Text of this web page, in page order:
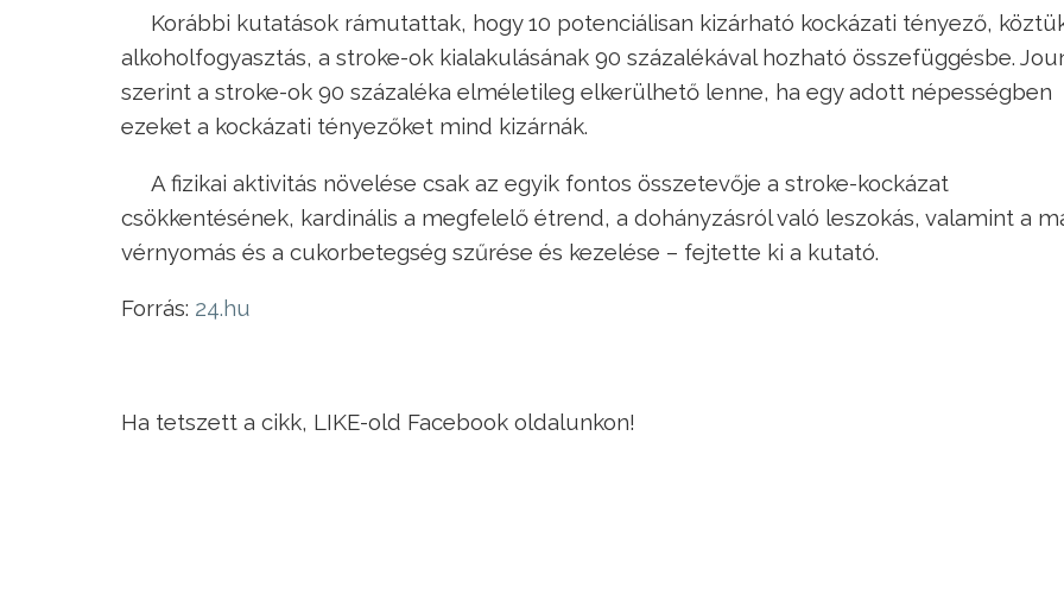
Korábbi kutatások rámutattak, hogy 10 potenciálisan kizárható kockázati tényező,
alkoholfogyasztás, a stroke-ok kialakulásának 90 százalékával hozható összefüggésbe.
szerint a stroke-ok 90 százaléka elméletileg elkerülhető lenne, ha egy adott népességben
ezeket a kockázati tényezőket mind kizárnák.
A fizikai aktivitás növelése csak az egyik fontos összetevője a stroke-kockázat
csökkentésének, kardinális a megfelelő étrend, a dohányzásról való leszokás, valamint a
vérnyomás és a cukorbetegség szűrése és kezelése – fejtette ki a kutató.
Forrás: 24.hu
Ha tetszett a cikk, LIKE-old Facebook oldalunkon!